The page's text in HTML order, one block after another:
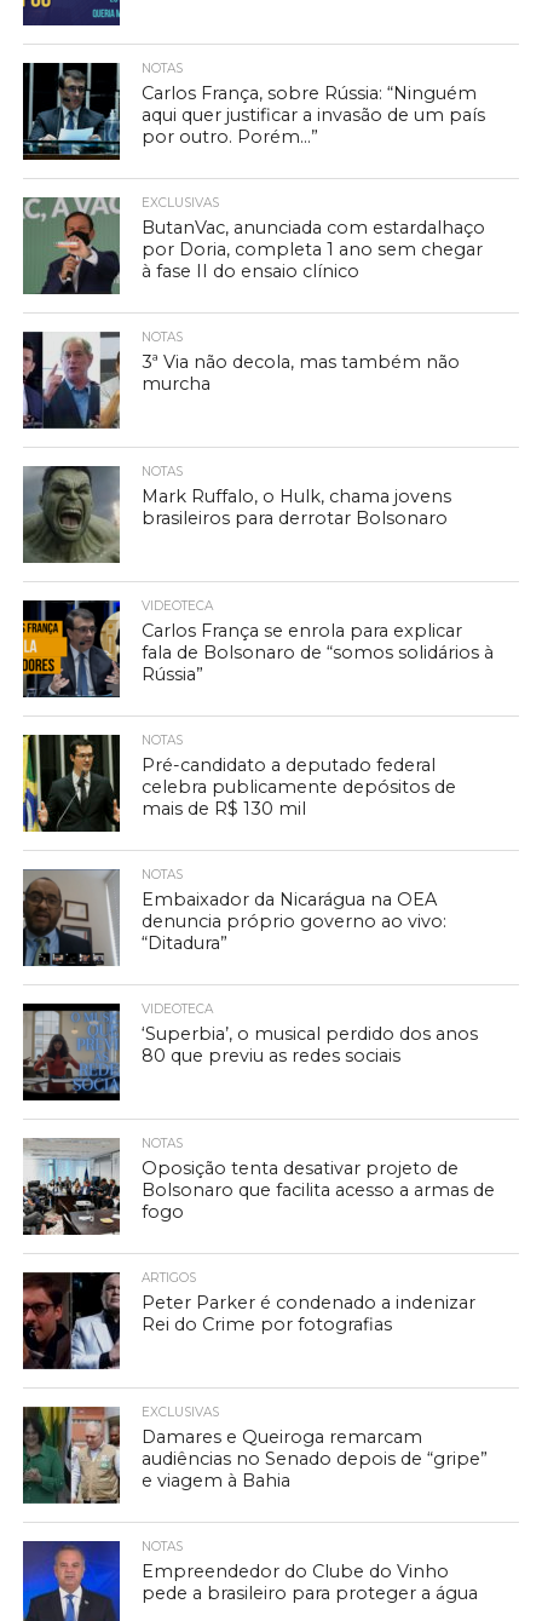
NOTAS
Carlos França, sobre Rússia: “Ninguém
aqui quer justificar a invasão de um país
por outro. Porém…”
EXCLUSIVAS
ButanVac, anunciada com estardalhaço
por Doria, completa 1 ano sem chegar
à fase II do ensaio clínico
NOTAS
3ª Via não decola, mas também não
murcha
NOTAS
Mark Ruffalo, o Hulk, chama jovens
brasileiros para derrotar Bolsonaro
VIDEOTECA
Carlos França se enrola para explicar
fala de Bolsonaro de “somos solidários à
Rússia”
NOTAS
Pré-candidato a deputado federal
celebra publicamente depósitos de
mais de R$ 130 mil
NOTAS
Embaixador da Nicarágua na OEA
denuncia próprio governo ao vivo:
“Ditadura”
VIDEOTECA
‘Superbia’, o musical perdido dos anos
80 que previu as redes sociais
NOTAS
Oposição tenta desativar projeto de
Bolsonaro que facilita acesso a armas de
fogo
ARTIGOS
Peter Parker é condenado a indenizar
Rei do Crime por fotografias
EXCLUSIVAS
Damares e Queiroga remarcam
audiências no Senado depois de “gripe”
e viagem à Bahia
NOTAS
Empreendedor do Clube do Vinho
pede a brasileiro para proteger a água